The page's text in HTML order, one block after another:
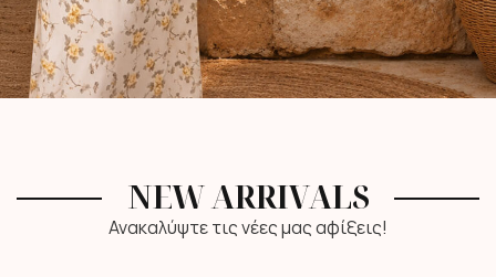
NEW ARRIVALS
Ανακαλύψτε τις νέες μας αφίξεις!